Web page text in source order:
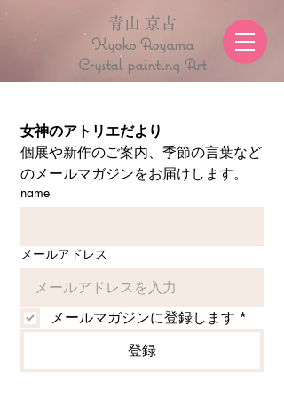
青山 京古
Kyoko Aoyama
Crystal painting Art
女神のアトリエだより
個展や新作のご案内、季節の言葉など
のメールマガジンをお届けします。
name
メールアドレス
メールマガジンに登録します *
登録